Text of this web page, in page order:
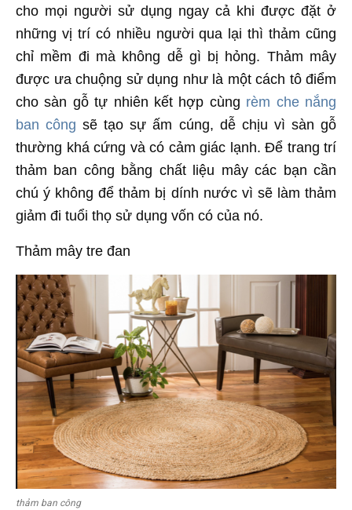
cho mọi người sử dụng ngay cả khi được đặt ở
những vị trí có nhiều người qua lại thì thảm cũng
chỉ mềm đi mà không dễ gì bị hỏng. Thảm mây
được ưa chuộng sử dụng như là một cách tô điểm
cho sàn gỗ tự nhiên kết hợp cùng rèm che nắng
ban công sẽ tạo sự ấm cúng, dễ chịu vì sàn gỗ
thường khá cứng và có cảm giác lạnh. Để trang trí
thảm ban công bằng chất liệu mây các bạn cần
chú ý không để thảm bị dính nước vì sẽ làm thảm
giảm đi tuổi thọ sử dụng vốn có của nó.
Thảm mây tre đan
thảm ban công